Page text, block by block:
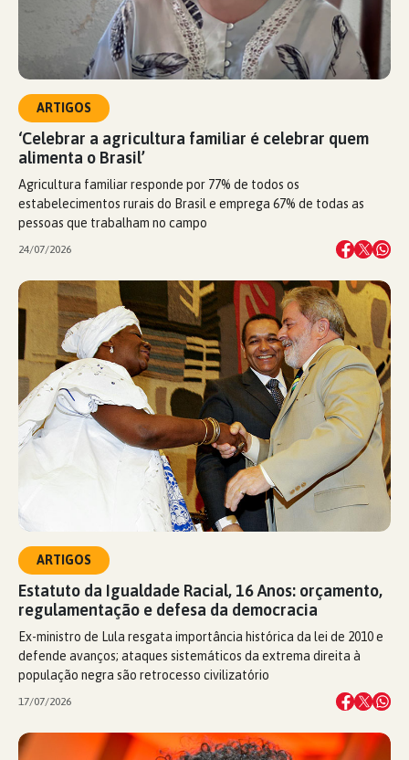
ARTIGOS
‘Celebrar a agricultura familiar é celebrar quem
alimenta o Brasil’
Agricultura familiar responde por 77% de todos os
estabelecimentos rurais do Brasil e emprega 67% de todas as
pessoas que trabalham no campo
24/07/2026
ARTIGOS
Estatuto da Igualdade Racial, 16 Anos: orçamento,
regulamentação e defesa da democracia
Ex-ministro de Lula resgata importância histórica da lei de 2010 e
defende avanços; ataques sistemáticos da extrema direita à
população negra são retrocesso civilizatório
17/07/2026